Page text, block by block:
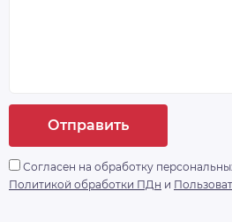
Отправить
Согласен на обработку
Политикой обработки ПДн и